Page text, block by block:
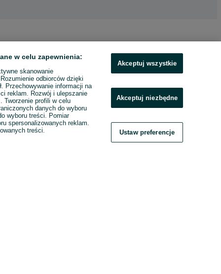
w celu zapewnienia:
skanowanie
odbiorców dzięki
Przechowywanie informacji na
reklam. Rozwój i ulepszanie
Tworzenie profili w celu
danych do wyboru
wyboru treści. Pomiar
spersonalizowanych reklam.
treści.
Akceptuj wszystkie
Akceptuj niezbędne
Ustaw preferencje